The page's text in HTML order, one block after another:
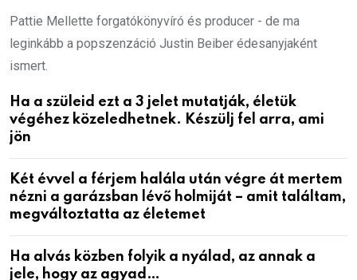
Pattie Mellette forgatókönyvíró és producer - de ma
leginkább a popszenzáció Justin Beiber édesanyjaként
ismert.
Ha a szüleid ezt a 3 jelet mutatják, életük
végéhez közeledhetnek. Készülj fel arra, ami
jön
Két évvel a férjem halála után végre át mertem
nézni a garázsban lévő holmiját – amit találtam,
megváltoztatta az életemet
Ha alvás közben folyik a nyálad, az annak a
jele, hogy az agyad…